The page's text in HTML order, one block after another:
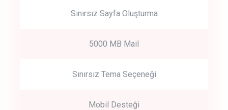
Sınırsız Sayfa Oluşturma
5000 MB Mail
Sınırsız Tema Seçeneği
Mobil Desteği